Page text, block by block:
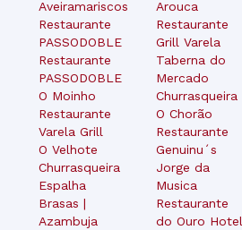
Aveiramariscos
Restaurante
PASSODOBLE
Restaurante
PASSODOBLE
O Moinho
Restaurante
Varela Grill
O Velhote
Churrasqueira
Espalha
Brasas |
Azambuja
Arouca
Restaurante
Grill Varela
Taberna do
Mercado
Churrasqueira
O Chorão
Restaurante
Genuinu´s
Jorge da
Musica
Restaurante
do Ouro Hotel